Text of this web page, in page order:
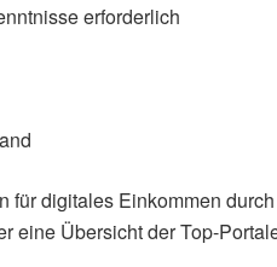
erforderlich
für digitales Einkommen
eine Übersicht der Top-